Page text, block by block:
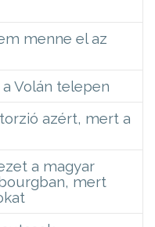
menne el az
Volán telepen
azért, mert a
a magyar
mert